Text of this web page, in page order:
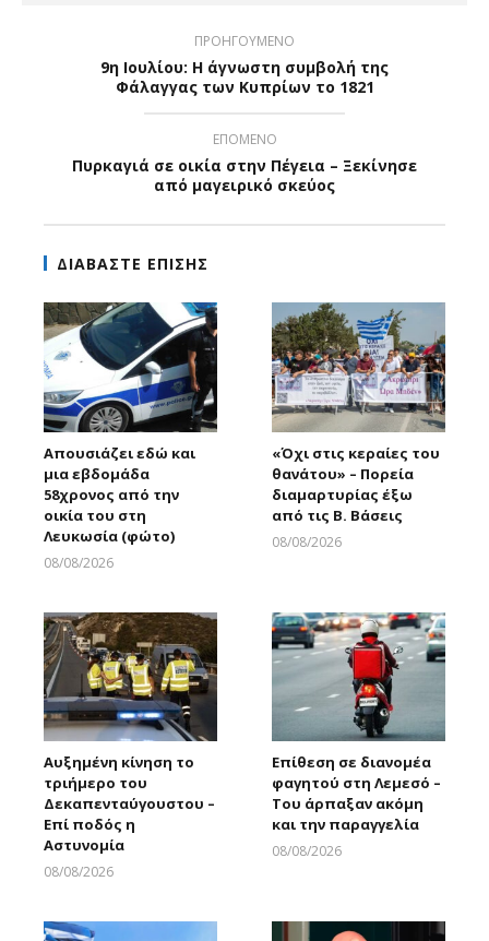
ΠΡΟΗΓΟΥΜΕΝΟ
9η Ιουλίου: Η άγνωστη συμβολή της
Φάλαγγας των Κυπρίων το 1821
ΕΠΟΜΕΝΟ
Πυρκαγιά σε οικία στην Πέγεια – Ξεκίνησε
από μαγειρικό σκεύος
ΔΙΑΒΑΣΤΕ ΕΠΙΣΗΣ
Απουσιάζει εδώ και
μια εβδομάδα
58χρονος από την
οικία του στη
Λευκωσία (φώτο)
08/08/2026
«Όχι στις κεραίες του
θανάτου» – Πορεία
διαμαρτυρίας έξω
από τις Β. Βάσεις
08/08/2026
Αυξημένη κίνηση το
τριήμερο του
Δεκαπενταύγουστου –
Επί ποδός η
Αστυνομία
08/08/2026
Επίθεση σε διανομέα
φαγητού στη Λεμεσό –
Του άρπαξαν ακόμη
και την παραγγελία
08/08/2026